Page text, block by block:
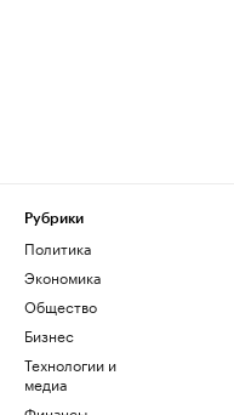
Рубрики
Политика
Экономика
Общество
Бизнес
Технологии и
медиа